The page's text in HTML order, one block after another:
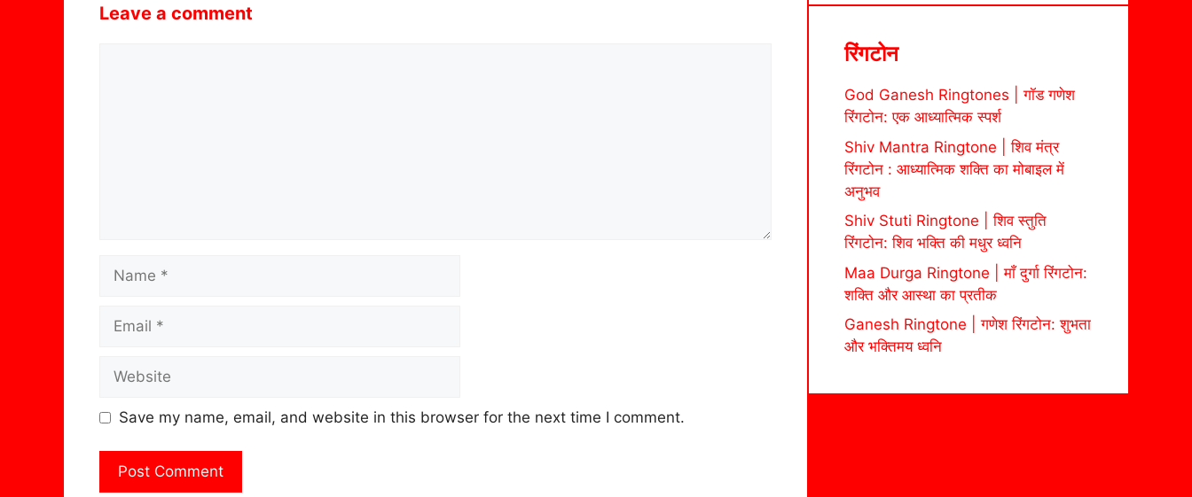
Leave a comment
Save my name, email, and website in this browser for the next time I comment.
रिंगटोन
God Ganesh Ringtones | गॉड गणेश
रिंगटोन: एक आध्यात्मिक स्पर्श
Shiv Mantra Ringtone | शिव मंत्र
रिंगटोन : आध्यात्मिक शक्ति का मोबाइल में
अनुभव
Shiv Stuti Ringtone | शिव स्तुति
रिंगटोन: शिव भक्ति की मधुर ध्वनि
Maa Durga Ringtone | माँ दुर्गा रिंगटोन:
शक्ति और आस्था का प्रतीक
Ganesh Ringtone | गणेश रिंगटोन: शुभता
और भक्तिमय ध्वनि